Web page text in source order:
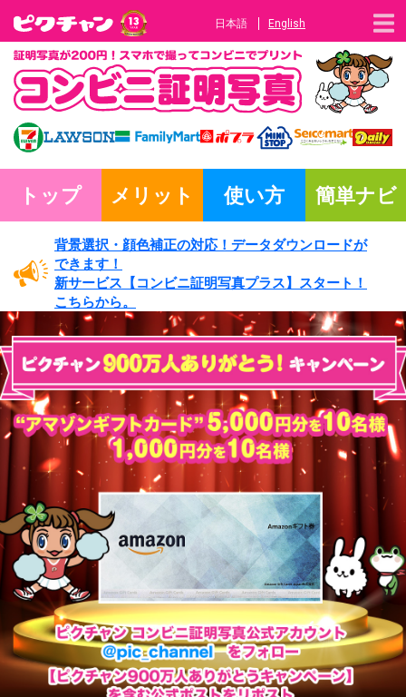
日本語 English
トップ メリット 使い方 簡単ナビ
背景選択・ 顔色補正の対応！ データダウンロードが
できます！
新サービス 【コンビニ証明写真プラス】
スタート！
こちらから。